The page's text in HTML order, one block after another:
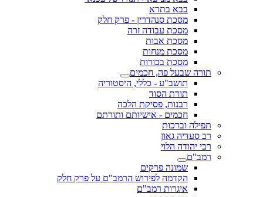
בבא בתרא
מסכת סנהדרין - פרק חלק
מסכת עבודה זרה
מסכת אבות
מסכת מנחות
מסכת בכורות
תורה שבעל פה, חכמים
תושב"ע - כללי, היסטוריה
תורת הסוד
רבנות, פסיקת הלכה
חכמים - אישיותם ותורתם
תפילה וברכות
רב סעדיה גאון
רבי יהודה הלוי
רמב"ם
שמונה פרקים
הקדמה לפירוש הרמב"ם על פרק חלק
איגרות רמב"ם